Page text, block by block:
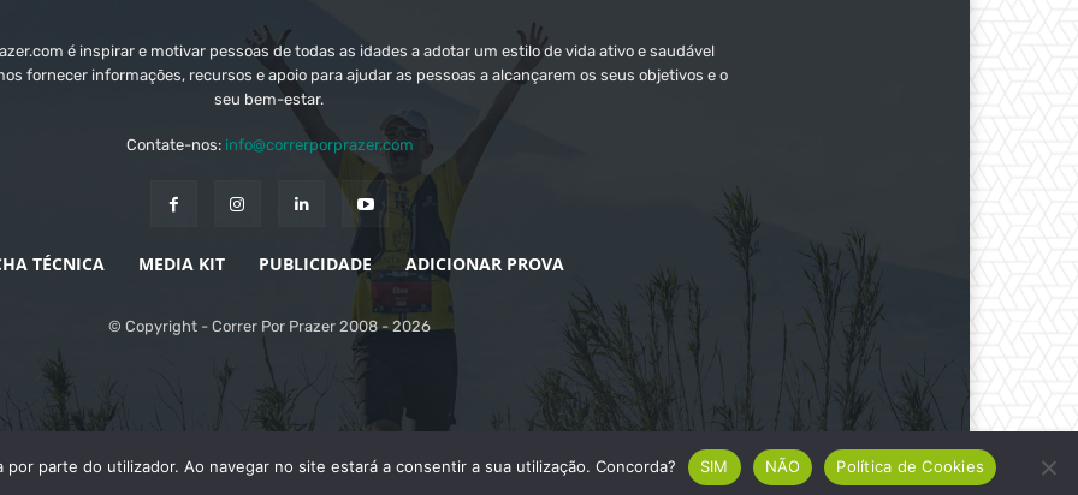
é inspirar e motivar pessoas de todas as idades a adotar um estilo de vida ativo e saudável
fornecer informações, recursos e apoio para ajudar as pessoas a alcançarem os seus objetivos e o
seu bem-estar.
Contate-nos: info@correrporprazer.com
TÉCNICA MEDIA KIT PUBLICIDADE ADICIONAR PROVA
© Copyright - Correr Por Prazer 2008 - 2026
parte do utilizador. Ao navegar no site estará a consentir a sua utilização. Concorda? SIM NÃO Política de Cookies